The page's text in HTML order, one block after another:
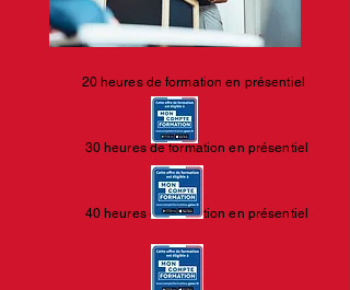
​20 heures de formation en présentiel
30 heures de formationen présentiel
40 heures de formation en présentiel